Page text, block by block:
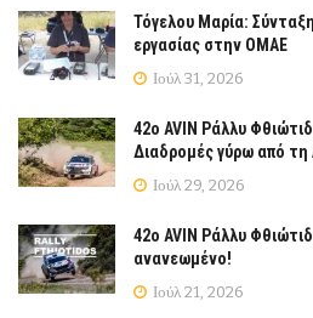
Τόγελου Μαρία:
εργασίας στην ΟΜΑΕ
Ιούλ 31, 2026
42ο AVIN Ράλλυ
Διαδρομές γύρω από τη
Ιούλ 29, 2026
42ο AVIN Ράλλυ
ανανεωμένο!
Ιούλ 21, 2026